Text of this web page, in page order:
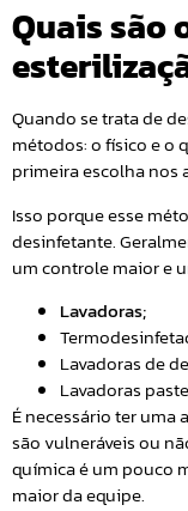
Quais são
Quando se trata de
métodos: o físico e o
primeira escolha nos
Isso porque esse
desinfetante.
um controle maior e
Lavadoras;
Lavadoras de
Lavadoras
É necessário ter uma
são vulneráveis ou
química é um pouco
maior da equipe.